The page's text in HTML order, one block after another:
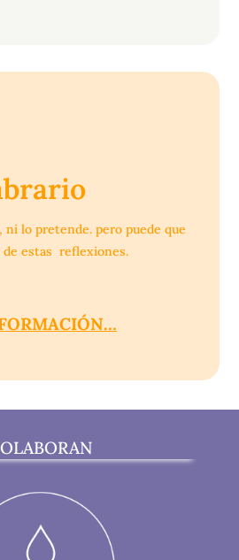
ni lo pretende. pero puede que
de estas reflexiones.